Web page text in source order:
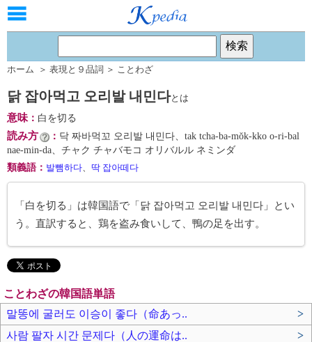
ホーム ＞ 表現と９品詞 ＞ ことわざ
닭 잡아먹고 오리발 내민다とは
意味： 白を切る
読み方 ： 닥 짜바먹꼬 오리발 내민다、tak tcha-ba-mŏk-kko o-ri-bal
nae-min-da、チャク チャバモコ オリバルル ネミンダ
類義語 ： 발뺌하다、 딱 잡아떼다
「白を切る」は韓国語で「닭 잡아먹고 오리발 내민다」とい
う。直訳すると、鶏を盗み食いして、鴨の足を出す。
ことわざの韓国語単語
말똥에 굴러도 이승이 좋다（命あっ..
>
사람 팔자 시간 문제다（人の運命は..
>